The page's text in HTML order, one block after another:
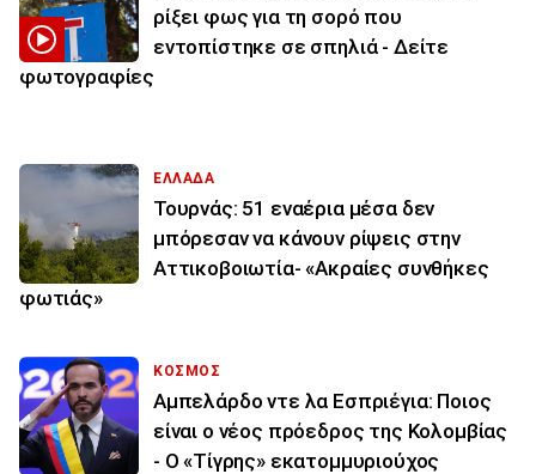
ρίξει φως για τη σορό που
εντοπίστηκε σε σπηλιά - Δείτε
φωτογραφίες
ΕΛΛΑΔΑ
Τουρνάς: 51 εναέρια μέσα δεν
μπόρεσαν να κάνουν ρίψεις στην
Αττικοβοιωτία- «Ακραίες συνθήκες
φωτιάς»
ΚΟΣΜΟΣ
Αμπελάρδο ντε λα Εσπριέγια: Ποιος
είναι ο νέος πρόεδρος της Κολομβίας
- Ο «Τίγρης» εκατομμυριούχος